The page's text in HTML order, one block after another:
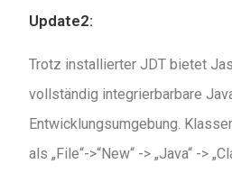
Update2:
Trotz installierter JDT bietet
vollständig integrierbarbare
Entwicklungsumgebung.
als „File“->“New“ -> „Java“ ->